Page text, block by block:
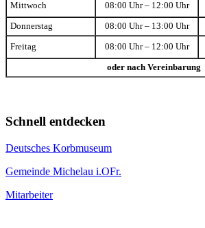
Mittwoch 08:00 Uhr – 12:00 Uhr
Donnerstag 08:00 Uhr – 13:00 Uhr
Freitag 08:00 Uhr – 12:00 Uhr
oder nach Vereinbarung
Schnell entdecken
Deutsches Korbmuseum
Gemeinde Michelau i.OFr.
Mitarbeiter